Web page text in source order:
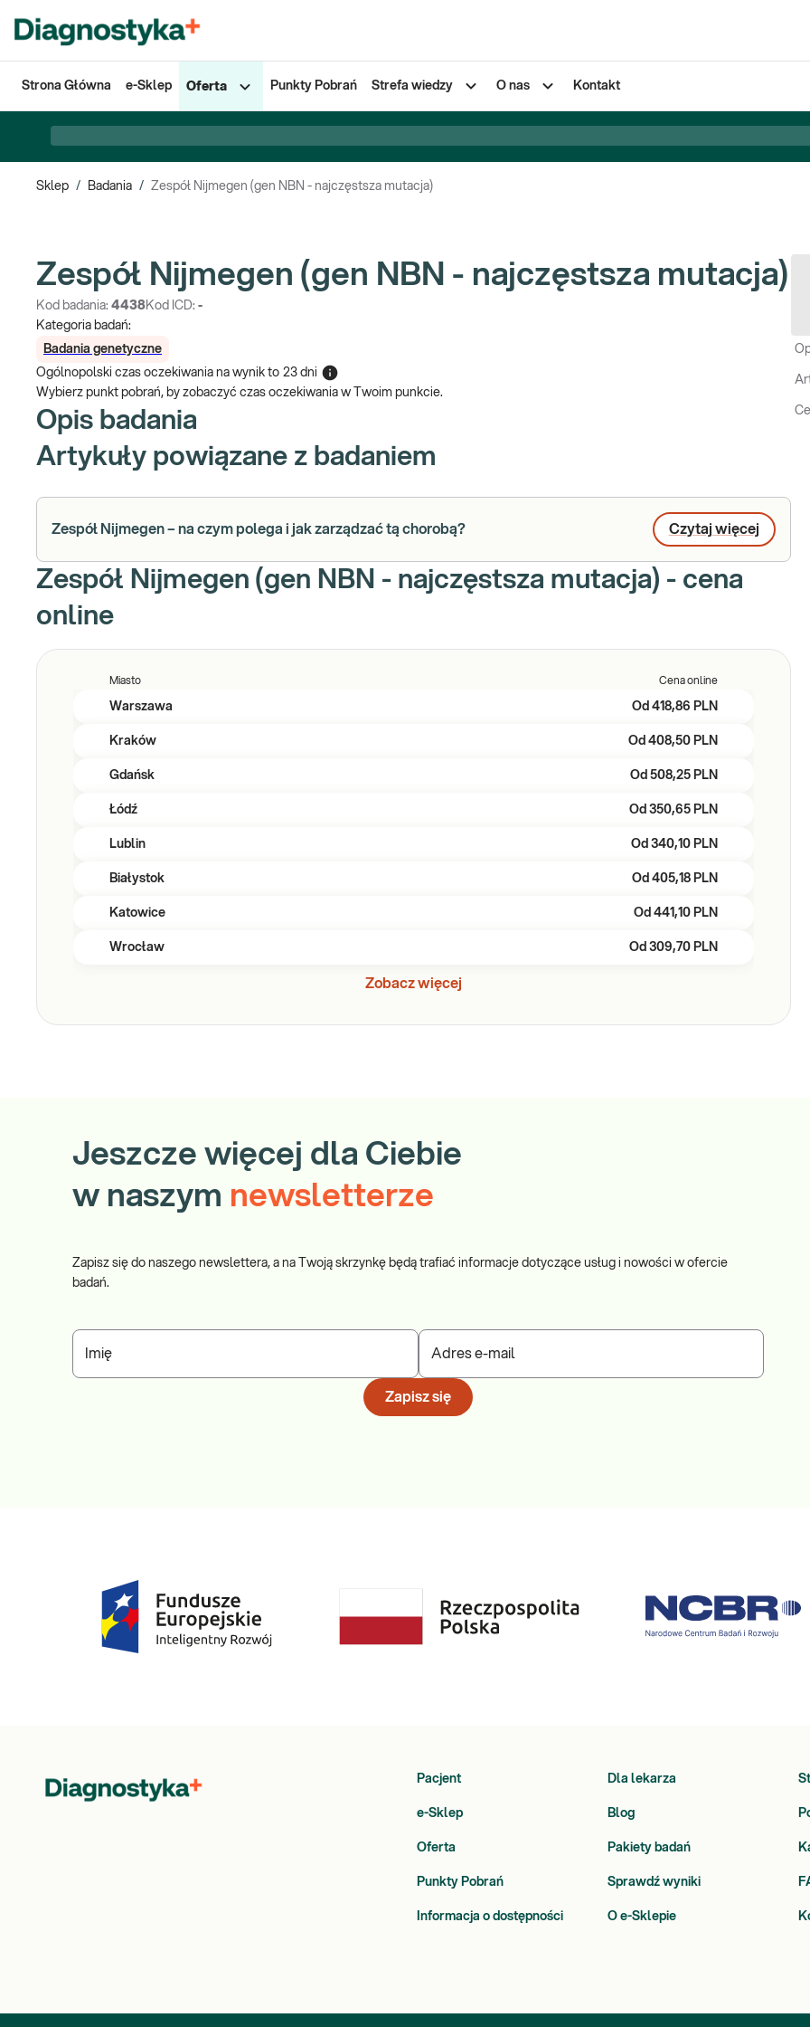
Strona Główna e-Sklep Oferta Punkty Pobrań Strefa wiedzy O nas Kontakt
Sklep / Badania / Zespół Nijmegen (gen NBN - najczęstsza mutacja)
Zespół Nijmegen (gen NBN - najczęstsza mutacja)
Kod badania: 4438Kod ICD: -
Kategoria badań:
Badania genetyczne
Ogólnopolski czas oczekiwania na wynik to 23 dni
Wybierz punkt pobrań, by zobaczyć czas oczekiwania w Twoim punkcie.
Opis badania
Artykuły powiązane z badaniem
Zespół Nijmegen – na czym polega i jak zarządzać tą chorobą? Czytaj więcej
Zespół Nijmegen (gen NBN - najczęstsza mutacja) - cena
online
Miasto Cena online
Warszawa Od 418,86 PLN
Kraków Od 408,50 PLN
Gdańsk Od 508,25 PLN
Łódź Od 350,65 PLN
Lublin Od 340,10 PLN
Białystok Od 405,18 PLN
Katowice Od 441,10 PLN
Wrocław Od 309,70 PLN
Zobacz więcej
Jeszcze więcej dla Ciebie
w naszym newsletterze
Zapisz się do naszego newslettera, a na Twoją skrzynkę będą trafiać informacje dotyczące usług i nowości w ofercie
badań.
Imię Adres e-mail
Zapisz się
Pacjent Dla lekarza
e-Sklep Blog
Oferta Pakiety badań
Punkty Pobrań Sprawdź wyniki
Informacja o dostępności O e-Sklepie